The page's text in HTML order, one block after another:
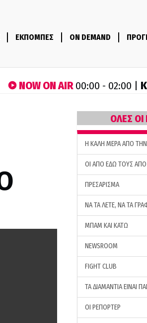
ΕΚΠΟΜΠΕΣ ON DEMAND
NOW ON AIR00:00 - 02:00 |
ΟΛΕΣ
H ΚΑΛΗ ΜΕΡΑ ΑΠΟ
ΟΙ ΑΠΟ ΕΔΩ ΤΟΥΣ ΑΠΟ
ΠΡΕΣΑΡΙΣΜΑ
ΝΑ ΤΑ ΛΕΤΕ, ΝΑ ΤΑ
ΜΠΑΜ ΚΑΙ ΚΑΤΩ
NEWSROOM
FIGHT CLUB
ΤΑ ΔΙΑΜΑΝΤΙΑ ΕΙΝΑΙ
ΟΙ ΡΕΠΟΡΤΕΡ